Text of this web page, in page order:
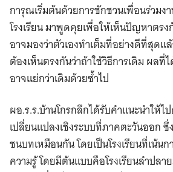
การุณเริ่มต้นด้วยการชักชวนเพื่อนร่วม
โรงเรียน มาพูดคุยเพื่อให้เห็นปัญหาตรง
อาจมองว่าตัวเองทำเต็มที่อย่างดีที่สุด
ต้องเห็นตรงกันว่าถ้าใช้วิธีการเดิม ผลที่
อาจแย่กว่าเดิมด้วยซ้ำไป
ผอ.ร.ร.บ้านโกรกลึกได้รับคำแนะนำให้ไป
เปลี่ยนแปลงเชิงระบบที่ภาคตะวันออก ซึ่ง
ชนบทเหมือนกัน โดยเป็นโรงเรียนที่เน้
ความรู้ โดยมีต้นแบบคือโรงเรียนลำปล